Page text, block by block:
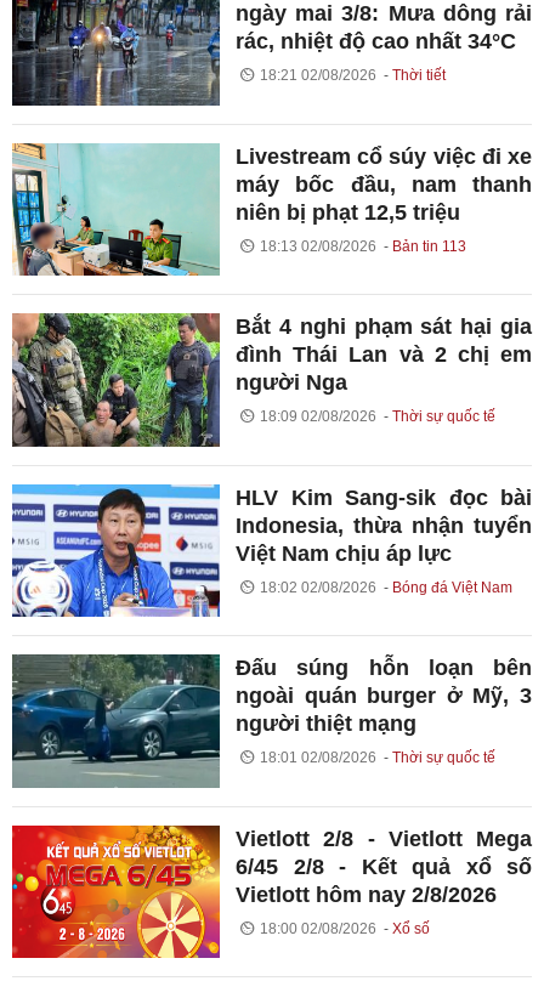
ngày mai 3/8: Mưa dông rải
rác, nhiệt độ cao nhất 34°C
18:21 02/08/2026 Thời tiết
Livestream cổ súy việc đi xe
máy bốc đầu, nam thanh
niên bị phạt 12,5 triệu
18:13 02/08/2026 Bản tin 113
Bắt 4 nghi phạm sát hại gia
đình Thái Lan và 2 chị em
người Nga
18:09 02/08/2026 Thời sự quốc tế
HLV Kim Sang-sik đọc bài
Indonesia, thừa nhận tuyển
Việt Nam chịu áp lực
18:02 02/08/2026 Bóng đá Việt Nam
Đấu súng hỗn loạn bên
ngoài quán burger ở Mỹ, 3
người thiệt mạng
18:01 02/08/2026 Thời sự quốc tế
Vietlott 2/8 - Vietlott Mega
6/45 2/8 - Kết quả xổ số
Vietlott hôm nay 2/8/2026
18:00 02/08/2026 Xổ số